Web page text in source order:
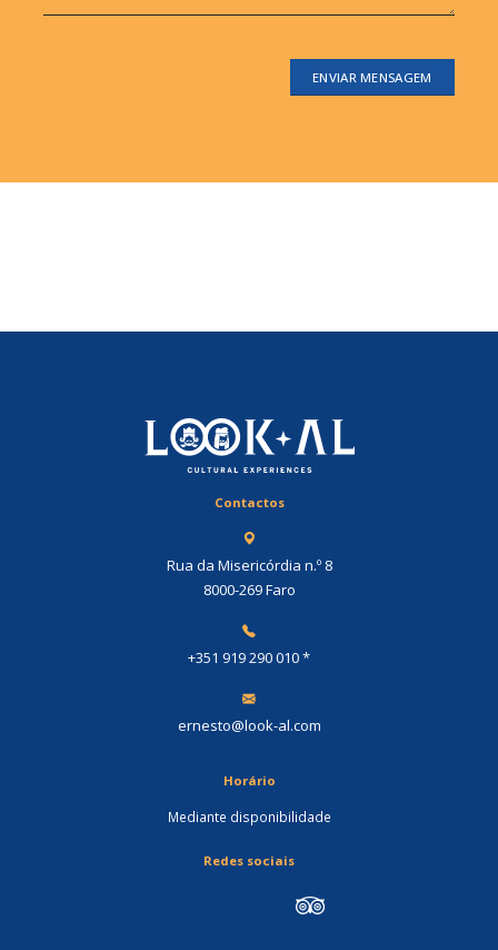
Contactos
Rua da Misericórdia n.º 8
8000-269 Faro
+351 919 290 010*
ernesto@look-al.com
Horário
Mediante disponibilidade
Redes sociais